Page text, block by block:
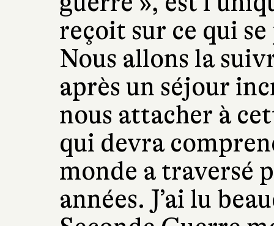
reçoit sur ce qui se
Nous allons la
après un séjour
nous attacher à
qui devra
monde a traversé
années. J’ai lu